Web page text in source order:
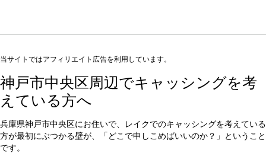
当サイトではアフィリエイト広告を利用しています。
神戸市中央区周辺でキャッシングを考
えている方へ
兵庫県神戸市中央区にお住いで、レイクでのキャッシングを考えている
方が最初にぶつかる壁が、「どこで申しこめばいいのか？」ということ
です。